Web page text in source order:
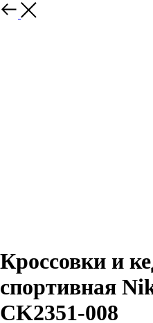
Назад
Кроссовки и
спортивная
CK2351-008